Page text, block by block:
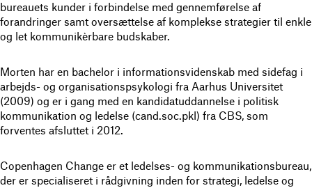
bureauets kunder i forbindelse med gennemførelse af
forandringer samt oversættelse af komplekse strategier til enkle
og let kommunikèrbare budskaber.
Morten har en bachelor i informationsvidenskab med sidefag i
arbejds- og organisationspsykologi fra Aarhus Universitet
(2009) og er i gang med en kandidatuddannelse i politisk
kommunikation og ledelse (cand.soc.pkl) fra CBS, som
forventes afsluttet i 2012.
Copenhagen Change er et ledelses- og kommunikationsbureau,
der er specialiseret i rådgivning inden for strategi, ledelse og